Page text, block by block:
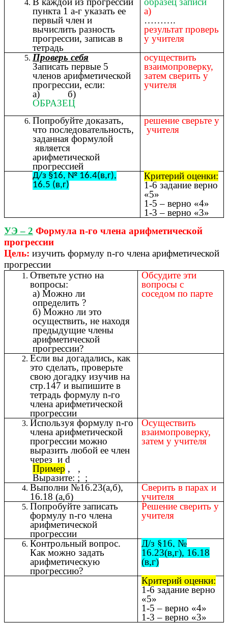
пункта 1 а-г указать ее
первый член и
вычислить разность
прогрессии, записав в
тетрадь
а)
……….
результат проверь
у учителя
Проверь себя
Записать первые 5
членов арифметической
прогрессии, если:
а) б)
ОБРАЗЕЦ
осуществить
взаимопроверку,
затем сверить у
учителя
Попробуйте доказать,
что последовательность,
заданная формулой
является
арифметической
прогрессией
решение сверьте у
учителя
Д/з §16, № 16.4(в,г),
16.5 (в,г)
Критерий оценки:
1-6 задание верно
«5»
1-5 – верно «4»
1-3 – верно «3»
УЭ – 2 Формула n-го члена арифметической
прогрессии
Цель: изучить формулу n-го члена арифметической
прогрессии
Ответьте устно на
вопросы:
а) Можно ли
определить ?
б) Можно ли это
осуществить, не находя
предыдущие члены
арифметической
прогрессии?
Обсудите эти
вопросы с
соседом по парте
Если вы догадались, как
это сделать, проверьте
свою догадку изучив на
стр.147 и выпишите в
тетрадь формулу n-го
члена арифметической
прогрессии
Используя формулу n-го
члена арифметической
прогрессии можно
выразить любой ее член
через и d
Пример , ,
Выразите: ; ;
Осуществить
взаимопроверку,
затем у учителя
Выполни №16.23(а,б),
16.18 (а,б)
Сверить в парах и
учителя
Попробуйте записать
формулу n-го члена
арифметической
прогрессии
Решение сверить у
учителя
Контрольный вопрос.
Как можно задать
арифметическую
прогрессию?
Д/з §16, №
16.23(в,г), 16.18
(в,г)
Критерий оценки:
1-6 задание верно
«5»
1-5 – верно «4»
1-3 – верно «3»